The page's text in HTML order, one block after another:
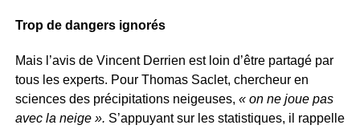
Trop de dangers ignorés
Mais l’avis de Vincent Derrien est loin d’être partagé par
tous les experts. Pour Thomas Saclet, chercheur en
sciences des précipitations neigeuses, « on ne joue pas
avec la neige ». S’appuyant sur les statistiques, il rappelle